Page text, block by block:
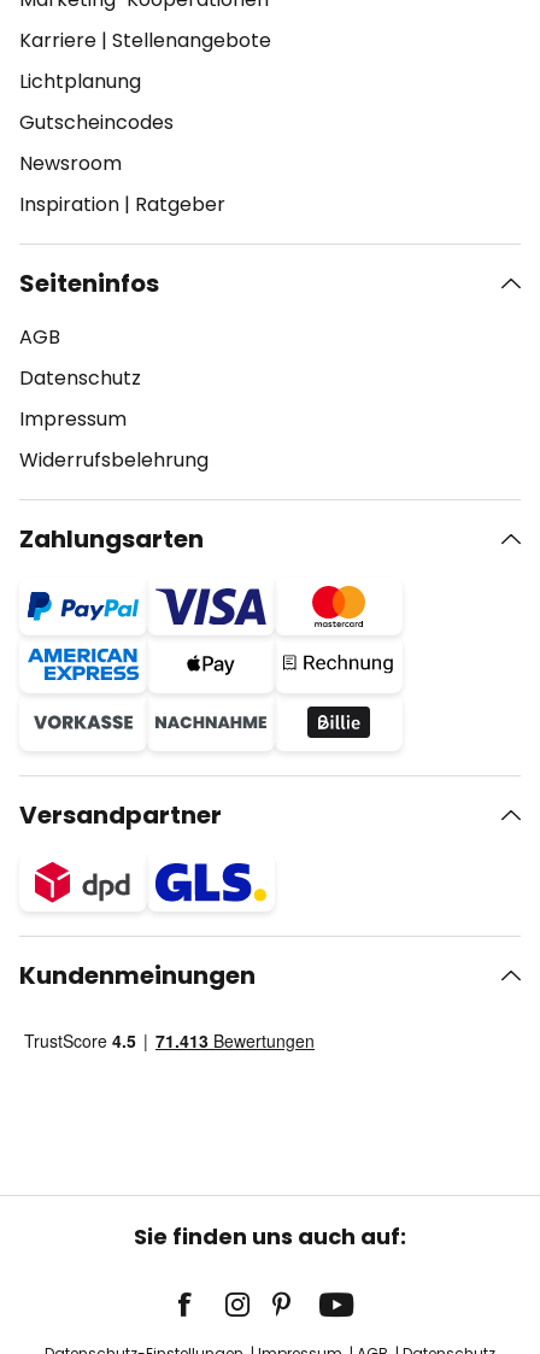
Karriere | Stellenangebote
Lichtplanung
Gutscheincodes
Newsroom
Inspiration | Ratgeber
Seiteninfos
AGB
Datenschutz
Impressum
Widerrufsbelehrung
Zahlungsarten
Versandpartner
Kundenmeinungen
Sie finden uns auch auf: